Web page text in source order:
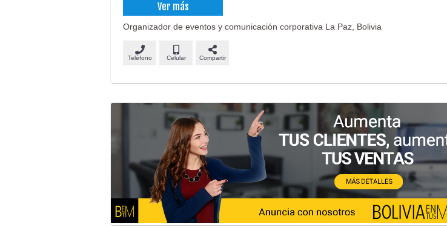
Ver más
Organizador de eventos y comunicación corporativa La Paz, Bolivia
Teléfono Celular Compartir